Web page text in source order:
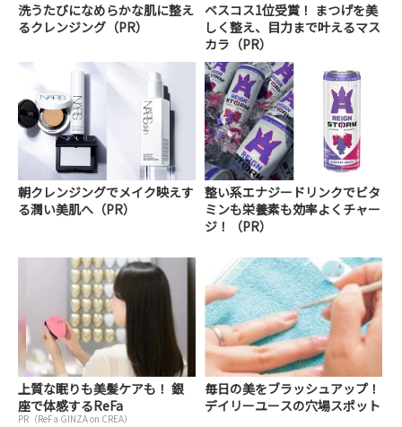
洗うたびになめらかな肌に整え
るクレンジング（PR）
ベスコス1位受賞！ まつげを美
しく整え、目力まで叶えるマス
カラ（PR）
朝クレンジングでメイク映えす
る潤い美肌へ（PR）
整い系エナジードリンクでビタ
ミンも栄養素も効率よくチャー
ジ！（PR）
上質な眠りも美髪ケアも！ 銀
座で体感するReFa
PR（ReFa GINZA on CREA）
毎日の美をブラッシュアップ！
デイリーユースの穴場スポット